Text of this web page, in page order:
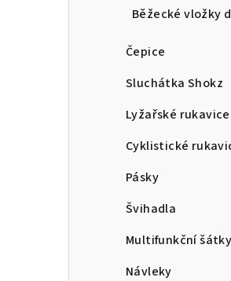
Běžecké vložky
Čepice
Sluchátka Shokz
Lyžařské rukavice
Cyklistické
Pásky
Švihadla
Multifunkční
Návleky